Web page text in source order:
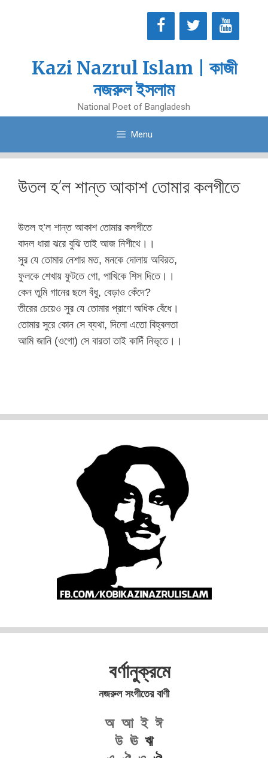
Kazi Nazrul Islam | কাজী
নজরুল ইসলাম
National Poet of Bangladesh
Menu
উতল হ’ল শান্ত আকাশ তোমার কলগীতে
উতল হ’ল শান্ত আকাশ তোমার কলগীতে
বাদল ধারা ঝরে বুঝি তাই আজ নিশীথে।।
সুর যে তোমার নেশার মত, মনকে দোলায় অবিরত,
ফুলকে শেখায় ফুটতে গো, পাখিকে শিস দিতে।।
কেন তুমি গানের ছলে বঁধু, বেড়াও কেঁদে?
তীরের চেয়েও সুর যে তোমার প্রাণে অধিক বেঁধে।
তোমার সুরে কোন সে ব্যথা, দিলো এতো বিহ্বলতা
আমি জানি (ওগো) সে বারতা তাই কাদিঁ নিভৃতে।।
বর্ণানুক্রমে
নজরুল সংগীতের বাণী
অ আ ই ঈ
উ ঊঋ